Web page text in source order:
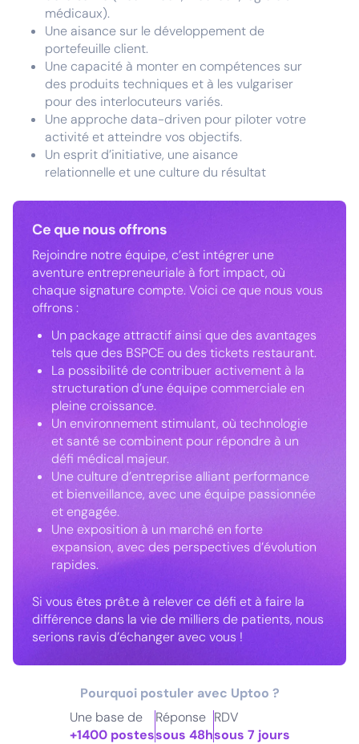
médicaux).
Une aisance sur le développement de
portefeuille client.
Une capacité à monter en compétences sur
des produits techniques et à les vulgariser
pour des interlocuteurs variés.
Une approche data-driven pour piloter votre
activité et atteindre vos objectifs.
Un esprit d’initiative, une aisance
relationnelle et une culture du résultat
Ce que nous offrons
Rejoindre notre équipe, c’est intégrer une
aventure entrepreneuriale à fort impact, où
chaque signature compte. Voici ce que nous vous
offrons :
Un package attractif ainsi que des avantages
tels que des BSPCE ou des tickets restaurant.
La possibilité de contribuer activement à la
structuration d’une équipe commerciale en
pleine croissance.
Un environnement stimulant, où technologie
et santé se combinent pour répondre à un
défi médical majeur.
Une culture d’entreprise alliant performance
et bienveillance, avec une équipe passionnée
et engagée.
Une exposition à un marché en forte
expansion, avec des perspectives d’évolution
rapides.
Si vous êtes prêt.e à relever ce défi et à faire la
différence dans la vie de milliers de patients, nous
serions ravis d’échanger avec vous !
Pourquoi postuler avec Uptoo ?
Une base de
+1400 postes
Réponse
sous 48h
RDV
sous 7 jours